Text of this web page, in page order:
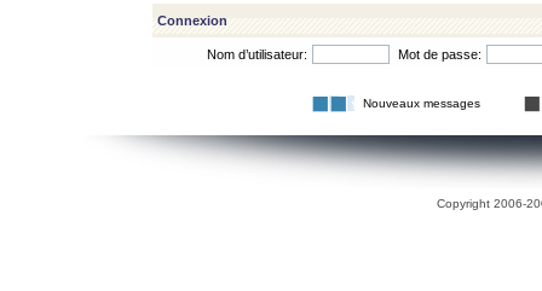
Connexion
Nom d’utilisateur: Mot de passe:
Nouveaux messages
Copyright 2006-